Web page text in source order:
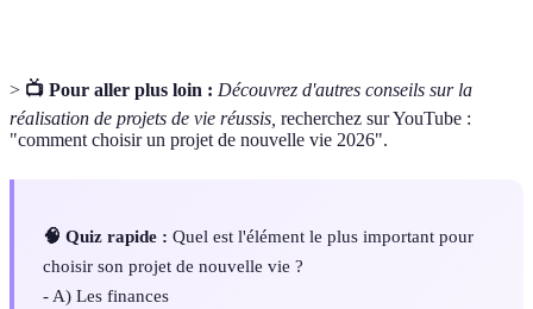
> 📺 Pour aller plus loin : Découvrez d'autres conseils sur la
réalisation de projets de vie réussis, recherchez sur YouTube :
"comment choisir un projet de nouvelle vie 2026".
🧠 Quiz rapide : Quel est l'élément le plus important pour
choisir son projet de nouvelle vie ?
- A) Les finances